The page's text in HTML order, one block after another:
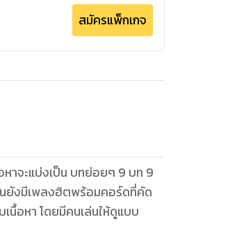
สมัครแพ็กเกจ
าจะแบ่งเป็น บทย่อยๆ 9 บท 9
นื้อหา โดยมีคนเล่นให้ดูแบบ